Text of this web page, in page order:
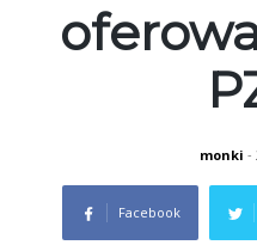
monki -
Facebook